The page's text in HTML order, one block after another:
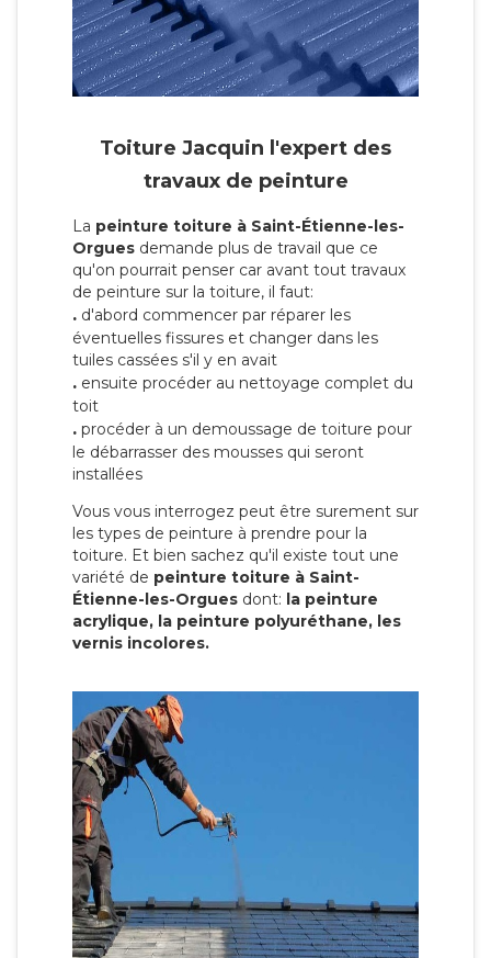
Toiture Jacquin l'expert des
travaux de peinture
La peinture toiture à Saint-Étienne-les-
Orgues demande plus de travail que ce
qu'on pourrait penser car avant tout travaux
de peinture sur la toiture, il faut:
. d'abord commencer par réparer les
éventuelles fissures et changer dans les
tuiles cassées s'il y en avait
. ensuite procéder au nettoyage complet du
toit
. procéder à un demoussage de toiture pour
le débarrasser des mousses qui seront
installées
Vous vous interrogez peut être surement sur
les types de peinture à prendre pour la
toiture. Et bien sachez qu'il existe tout une
variété de peinture toiture à Saint-
Étienne-les-Orgues dont: la peinture
acrylique, la peinture polyuréthane, les
vernis incolores.